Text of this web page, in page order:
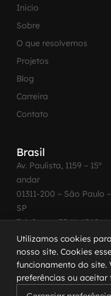
Inicio
Sobre
O que resolvemos
Projetos
Blog
Carreira
Contato
Brasil
Av. Paulista, 1159 – 15º
andar
01311-200 – São Paulo –
SP
Telefone: +55 11 4560-
2600
© 2026 MadeinWeb.
Utilizamos cookies
nosso site. Cookies
funcionamento do site.
preferências ou